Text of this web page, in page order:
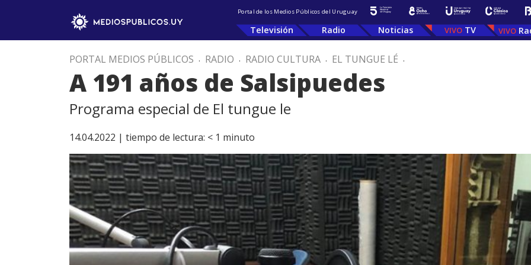
Portal de los Medios Públicos del Uruguay
Televisión Radio Noticias TV
PORTAL MEDIOS PÚBLICOS . RADIO . RADIO CULTURA . EL TUNGUE LÉ .
A 191 años de Salsipuedes
Programa especial de El tungue le
14.04.2022 | tiempo de lectura: < 1 minuto